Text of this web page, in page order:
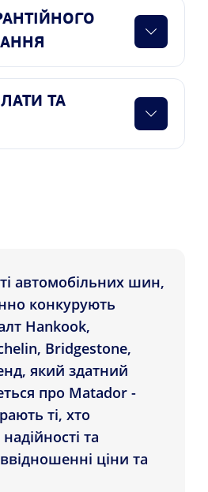
ТА
автомобільних шин,
конкурують
Hankook,
Bridgestone,
який здатний
про Matador -
ті, хто
та
ціни та